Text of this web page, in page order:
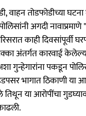
वाहन तोडफोडीच्या
अगदी
काही दिवसांपूर्वी
अंतर्गत कारवाई
गुन्हेगारांना पकडून
भागात ठिकाणी या
या आरोपींचा